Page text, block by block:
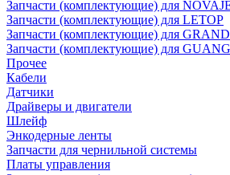
Запчасти (комплектующие) для
Запчасти (комплектующие) для LETOP
Запчасти (комплектующие) для
Запчасти (комплектующие) для
Прочее
Кабели
Датчики
Драйверы и двигатели
Шлейф
Энкодерные ленты
Запчасти для чернильной системы
Платы управления